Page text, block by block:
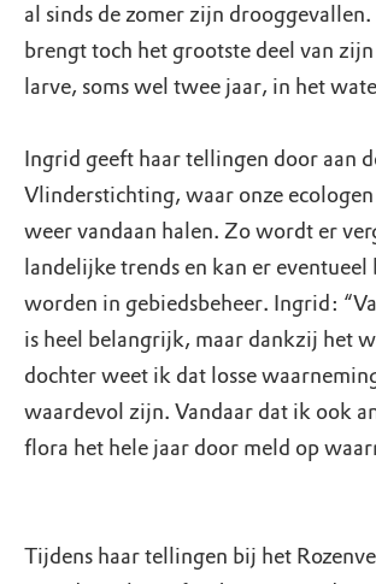
al sinds de zomer zijn drooggevallen.
brengt toch het grootste deel van
larve, soms wel twee jaar, in het
Ingrid geeft haar tellingen door aan
Vlinderstichting, waar onze ecologen
weer vandaan halen. Zo wordt er
landelijke trends en kan er
worden in gebiedsbeheer. Ingrid:
is heel belangrijk, maar dankzij het
dochter weet ik dat losse
waardevol zijn. Vandaar dat ik ook
flora het hele jaar door meld op
Tijdens haar tellingen bij het